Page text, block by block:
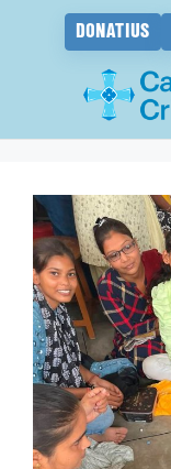
DONATIUS
contingut